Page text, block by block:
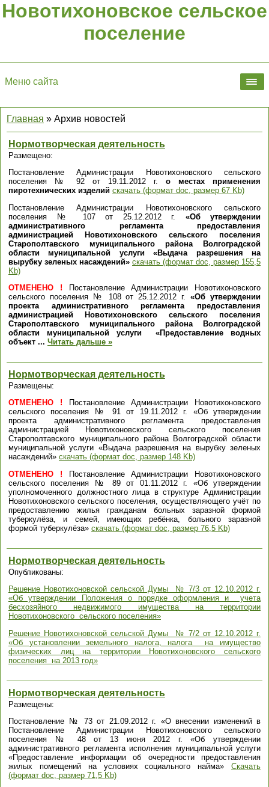
Новотихоновское сельское
поселение
Меню сайта
Главная » Архив новостей
Нормотворческая деятельность
Размещено:
Постановление Администрации Новотихоновского сельского
поселения № 92 от 19.11.2012 г. о местах применения
пиротехнических изделий скачать (формат doc, размер 67 Kb)
Постановление Администрации Новотихоновского сельского
поселения № 107 от 25.12.2012 г. «Об утверждении
административного регламента предоставления
администрацией Новотихоновского сельского поселения
Старополтавского муниципального района Волгоградской
области муниципальной услуги «Выдача разрешения на
вырубку зеленых насаждений» скачать (формат doc, размер 155,5
Kb)
ОТМЕНЕНО ! Постановление Администрации Новотихоновского
сельского поселения № 108 от 25.12.2012 г.«Об утверждении
проекта административного регламента предоставления
администрацией Новотихоновского сельского поселения
Старополтавского муниципального района Волгоградской
области муниципальной услуги «Предоставление водных
объект ... Читать дальше »
Нормотворческая деятельность
Размещены:
ОТМЕНЕНО ! Постановление Администрации Новотихоновского
сельского поселения № 91 от 19.11.2012 г. «Об утверждении
проекта административного регламента предоставления
администрацией Новотихоновского сельского поселения
Старополтавского муниципального района Волгоградской области
муниципальной услуги «Выдача разрешения на вырубку зеленых
насаждений» скачать (формат doc, размер 148 Kb)
ОТМЕНЕНО ! Постановление Администрации Новотихоновского
сельского поселения № 89 от 01.11.2012 г. «Об утверждении
уполномоченного должностного лица в структуре Администрации
Новотихоновского сельского поселения, осуществляющего учёт по
предоставлению жилья гражданам больных заразной формой
туберкулёза, и семей, имеющих ребёнка, больного заразной
формой туберкулёза» скачать (формат doc, размер 76,5 Kb)
Нормотворческая деятельность
Опубликованы:
Решение Новотихоновской сельской Думы № 7/3 от 12.10.2012 г.
«Об утверждении Положения о порядке оформления и учета
бесхозяйного недвижимого имущества на территории
Новотихоновского сельского поселения»
Решение Новотихоновской сельской Думы № 7/2 от 12.10.2012 г.
«Об установлении земельного налога, налога на имущество
физических лиц на территории Новотихоновского сельского
поселения на 2013 год»
Нормотворческая деятельность
Размещены:
Постановление № 73 от 21.09.2012 г. «О внесении изменений в
Постановление Администрации Новотихоновского сельского
поселения № 48 от 13 июня 2012 г. «Об утверждении
административного регламента исполнения муниципальной услуги
«Предоставление информации об очередности предоставления
жилых помещений на условиях социального найма» Скачать
(формат doc, размер 71,5 Kb)